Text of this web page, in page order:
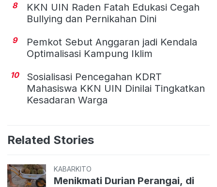
8
KKN UIN Raden Fatah Edukasi Cegah
Bullying dan Pernikahan Dini
9
Pemkot Sebut Anggaran jadi Kendala
Optimalisasi Kampung Iklim
10
Sosialisasi Pencegahan KDRT
Mahasiswa KKN UIN Dinilai Tingkatkan
Kesadaran Warga
Related Stories
KABARKITO
Menikmati Durian Perangai, di